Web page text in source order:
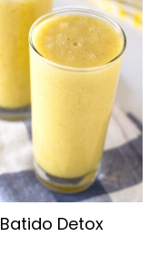
Batido Detox